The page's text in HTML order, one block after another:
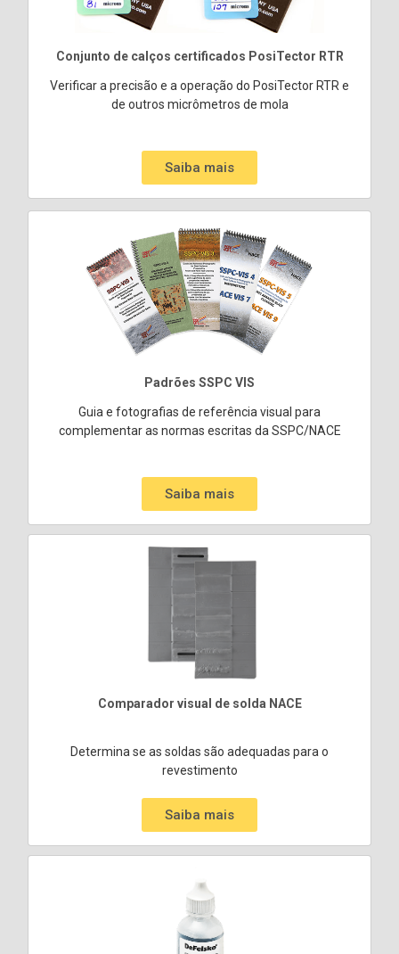
Conjunto de calços certificados PosiTector RTR
Verificar a precisão e a operação do PosiTector RTR e
de outros micrômetros de mola
Saiba mais
Padrões SSPC VIS
Guia e fotografias de referência visual para
complementar as normas escritas da SSPC/NACE
Saiba mais
Comparador visual de solda NACE
Determina se as soldas são adequadas para o
revestimento
Saiba mais